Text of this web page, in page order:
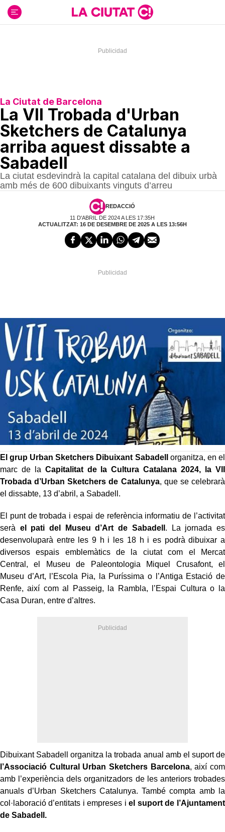
contenido
La Ciutat de Barcelona
La VII Trobada d'Urban
Sketchers de Catalunya
arriba aquest dissabte a
Sabadell
La ciutat esdevindrà la capital catalana del dibuix urbà
amb més de 600 dibuixants vinguts d’arreu
REDACCIÓ
11 D'ABRIL DE 2024 A LES 17:35H
ACTUALITZAT: 16 DE DESEMBRE DE 2025 A LES 13:56H
El grup Urban Sketchers Dibuixant Sabadell
organitza, en el
marc de la Capitalitat de la Cultura Catalana 2024,
la VII
Trobada d’Urban Sketchers de Catalunya, que se celebrarà
el dissabte, 13 d’abril, a Sabadell.
El punt de trobada i espai de referència informatiu de l’activitat
serà el pati del Museu d’Art de Sabadell . La jornada es
desenvoluparà entre les 9 h i les 18 h i es podrà dibuixar a
diversos espais emblemàtics de la ciutat com el Mercat
Central, el Museu de Paleontologia Miquel Crusafont, el
Museu d’Art, l’Escola Pia, la Puríssima o l’Antiga Estació de
Renfe, així com al Passeig, la Rambla, l’Espai Cultura o la
Casa Duran, entre d’altres.
Dibuixant Sabadell organitza la trobada anual amb el suport de
l’Associació Cultural Urban Sketchers Barcelona, així com
amb l’experiència dels organitzadors de les anteriors trobades
anuals d’Urban Sketchers Catalunya. També compta amb la
col·laboració d’entitats i empreses iel suport de l’Ajuntament
de Sabadell.